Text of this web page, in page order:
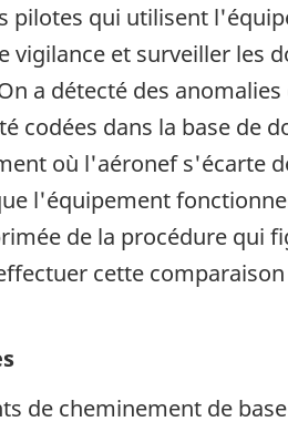
qui utilisent
vigilance et surveiller les
a détecté des
codées dans la base de
où l'aéronef s'écarte
l'équipement
de la procédure qui
cette comparaison
de cheminement de